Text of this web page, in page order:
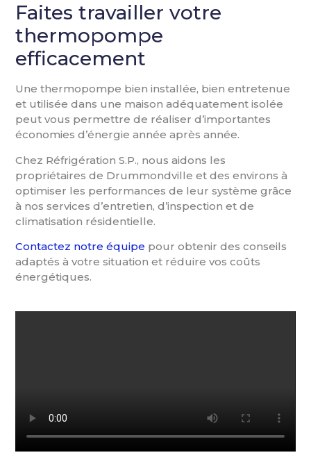
Faites travailler votre
thermopompe
efficacement
Une thermopompe bien installée, bien entretenue
et utilisée dans une maison adéquatement isolée
peut vous permettre de réaliser d’importantes
économies d’énergie année après année.
Chez Réfrigération S.P., nous aidons les
propriétaires de Drummondville et des environs à
optimiser les performances de leur système grâce
à nos services d’entretien, d’inspection et de
climatisation résidentielle.
Contactez notre équipe pour obtenir des conseils
adaptés à votre situation et réduire vos coûts
énergétiques.